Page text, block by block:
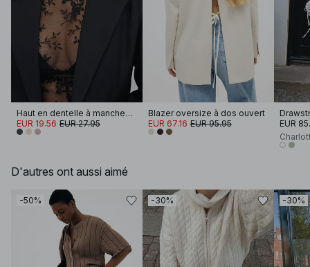
Haut en dentelle à manches longues
EUR 19.56 EUR 27.95
Blazer oversize à dos ouvert
EUR 67.16 EUR 95.95
EUR
D'autres ont aussi aimé
-50% -30% -30%